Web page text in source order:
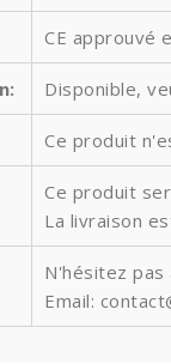
CE approuvé
Disponible,
Ce produit
Ce produit
La livraison
N'hésitez
Email: